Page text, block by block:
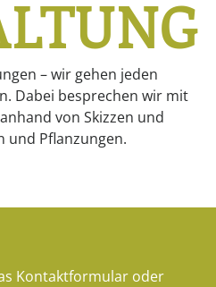
– wir gehen jeden
Dabei besprechen wir mit
von Skizzen und
und Pflanzungen.
Kontaktformular oder